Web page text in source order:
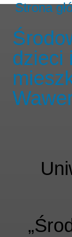
Strona
dzieci